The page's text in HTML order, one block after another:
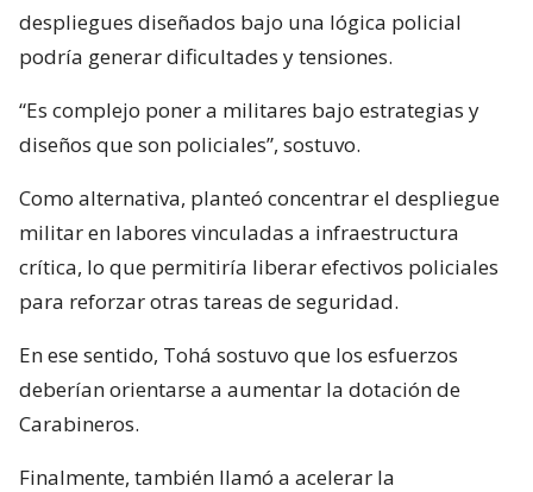
despliegues diseñados bajo una lógica policial
podría generar dificultades y tensiones.
“Es complejo poner a militares bajo estrategias y
diseños que son policiales”, sostuvo.
Como alternativa, planteó concentrar el despliegue
militar en labores vinculadas a infraestructura
crítica, lo que permitiría liberar efectivos policiales
para reforzar otras tareas de seguridad.
En ese sentido, Tohá sostuvo que los esfuerzos
deberían orientarse a aumentar la dotación de
Carabineros.
Finalmente, también llamó a acelerar la